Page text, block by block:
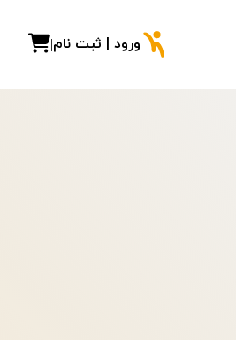
ورود | ثبت نام|